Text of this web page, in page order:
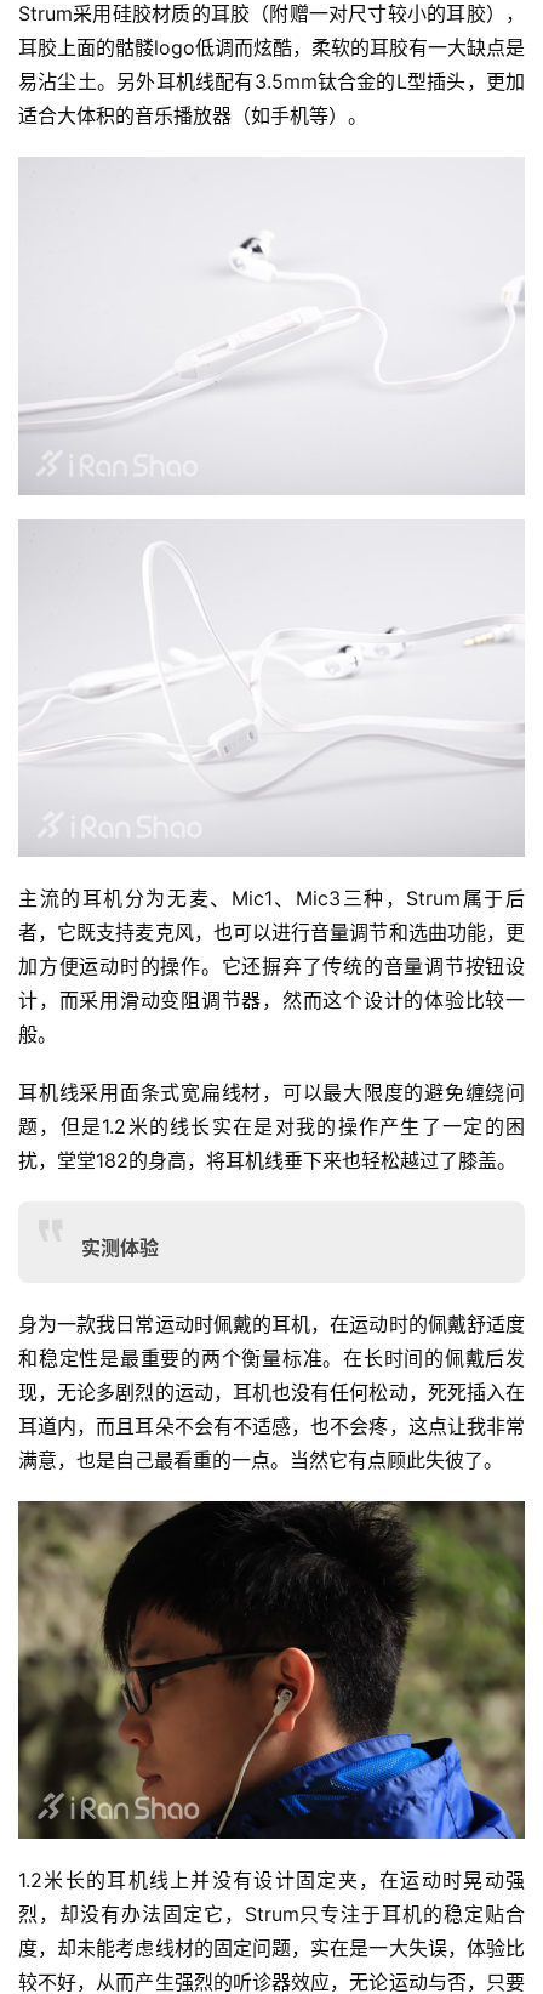
视
频
用
Strum采用硅胶材质的耳胶（附赠一对尺寸较小的耳胶），
耳胶上面的骷髅logo低调而炫酷，柔软的耳胶有一大缺点是
易沾尘土。另外耳机线配有3.5mm钛合金的L型插头，更加
适合大体积的音乐播放器（如手机等）。
主流的耳机分为无麦、Mic1、Mic3三种，Strum属于后
者，它既支持麦克风，也可以进行音量调节和选曲功能，更
加方便运动时的操作。它还摒弃了传统的音量调节按钮设
计，而采用滑动变阻调节器，然而这个设计的体验比较一
般。
耳机线采用面条式宽扁线材，可以最大限度的避免缠绕问
题，但是1.2米的线长实在是对我的操作产生了一定的困
扰，堂堂182的身高，将耳机线垂下来也轻松越过了膝盖。
实测体验
身为一款我日常运动时佩戴的耳机，在运动时的佩戴舒适度
和稳定性是最重要的两个衡量标准。在长时间的佩戴后发
现，无论多剧烈的运动，耳机也没有任何松动，死死插入在
耳道内，而且耳朵不会有不适感，也不会疼，这点让我非常
满意，也是自己最看重的一点。当然它有点顾此失彼了。
1.2米长的耳机线上并没有设计固定夹，在运动时晃动强
烈，却没有办法固定它，Strum只专注于耳机的稳定贴合
度，却未能考虑线材的固定问题，实在是一大失误，体验比
较不好，从而产生强烈的听诊器效应，无论运动与否，只要